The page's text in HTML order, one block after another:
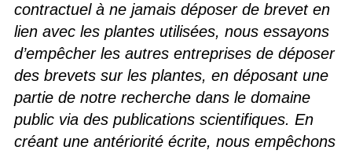
contractuel à ne jamais déposer de brevet en
lien avec les plantes utilisées, nous essayons
d’empêcher les autres entreprises de déposer
des brevets sur les plantes, en déposant une
partie de notre recherche dans le domaine
public via des publications scientifiques. En
créant une antériorité écrite, nous empêchons